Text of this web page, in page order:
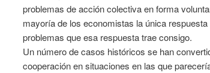
problemas de acción colectiva en forma
mayoría de los economistas la única
problemas que esa respuesta trae consigo.
Un número de casos históricos se han
cooperación en situaciones en las que